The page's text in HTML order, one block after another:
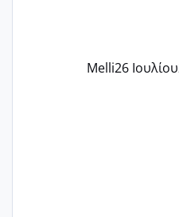
Εγώ πήγα σε
Melli26 Ιουλίου